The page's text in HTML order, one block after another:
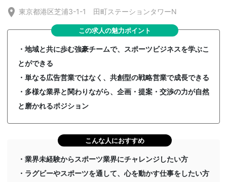
東京都港区芝浦3-1-1 田町ステーションタワーN
この求人の魅力ポイント
・地域と共に歩む強豪チームで、スポーツビジネスを学ぶこ
とができる
・単なる広告営業ではなく、共創型の戦略営業で成長できる
・多様な業界と関わりながら、企画・提案・交渉の力が自然
と磨かれるポジション
こんな人におすすめ
・業界未経験からスポーツ業界にチャレンジしたい方
・ラグビーやスポーツを通して、心を動かす仕事をしたい方